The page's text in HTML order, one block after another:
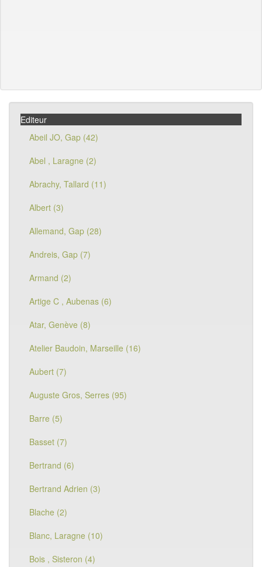
Editeur
Abeil JO, Gap (42)
Abel , Laragne (2)
Abrachy, Tallard (11)
Albert (3)
Allemand, Gap (28)
Andreis, Gap (7)
Armand (2)
Artige C , Aubenas (6)
Atar, Genève (8)
Atelier Baudoin, Marseille (16)
Aubert (7)
Auguste Gros, Serres (95)
Barre (5)
Basset (7)
Bertrand (6)
Bertrand Adrien (3)
Blache (2)
Blanc, Laragne (10)
Bois , Sisteron (4)